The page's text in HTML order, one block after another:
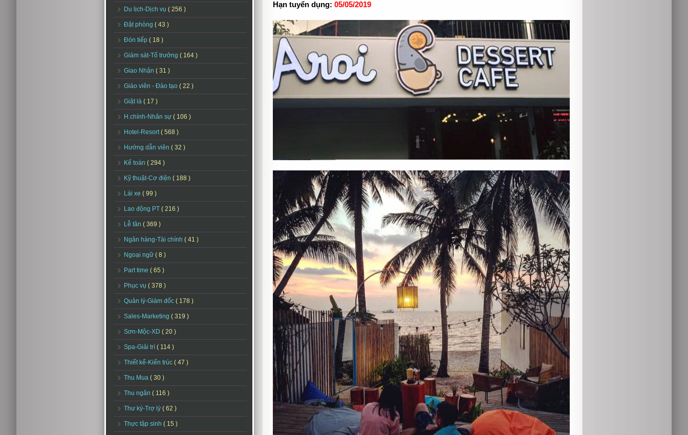
Du lịch-Dịch vụ ( 256 )
Đặt phòng ( 43 )
Đón tiếp ( 18 )
Giám sát-Tổ trưởng ( 164 )
Giao Nhận ( 31 )
Giáo viên - Đào tạo ( 22 )
Giặt là ( 17 )
H.chính-Nhân sự ( 106 )
Hotel-Resort( 568 )
Hướng dẫn viên ( 32 )
Kế toán ( 294 )
Kỹ thuật-Cơ điện ( 188 )
Lái xe ( 99 )
Lao động PT ( 216 )
Lễ tân ( 369 )
Ngân hàng-Tài chính ( 41 )
Ngoại ngữ ( 8 )
Part time ( 65 )
Phục vụ ( 378 )
Quản lý-Giám đốc ( 178 )
Sales-Marketing ( 319 )
Sơn-Mộc-XD ( 20 )
Spa-Giải trí ( 114 )
Thiết kế-Kiến trúc ( 47 )
Thu Mua ( 30 )
Thu ngân ( 116 )
Thư ký-Trợ lý ( 62 )
Thực tập sinh ( 15 )
Hạn tuyển dụng: 05/05/2019